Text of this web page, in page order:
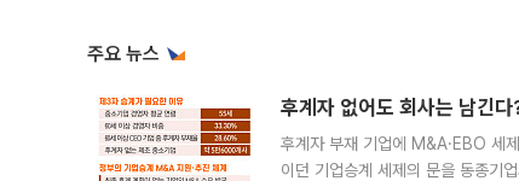
주요 뉴스
후계자 없어도 회사는 남긴
후계자 부재 기업에 M&A·EBO 세
이던 기업승계 세제의 문을 동종기